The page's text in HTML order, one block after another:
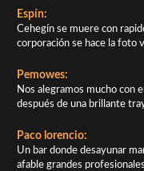
Espín:
Cehegín se muere con
corporación se hace la foto
Pemowes:
Nos alegramos mucho con
después de una brillante
Paco lorencio:
Un bar donde desayunar
afable grandes